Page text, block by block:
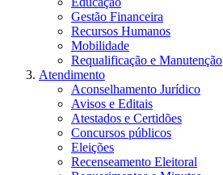
Gestão Financeira
Recursos Humanos
Mobilidade
Requalificação e Manutenção
Atendimento
Aconselhamento Jurídico
Avisos e Editais
Atestados e Certidões
Concursos públicos
Eleições
Recenseamento Eleitoral